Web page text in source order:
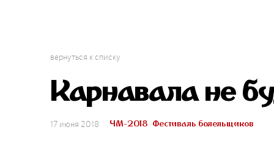
вернуться к списку
Карнавала не
17 июня 2018 ЧМ-2018 Фестиваль болельщиков